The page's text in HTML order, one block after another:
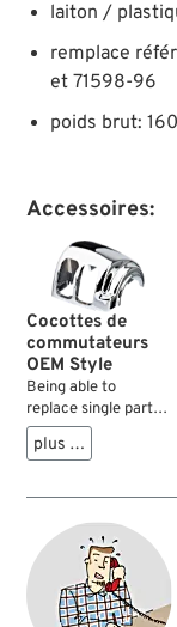
laiton /
remplace
et 71598-96
poids brut:
Accessoires:
Cocottes de
commutateurs
OEM Style
Being able to
replace single parts
is always a good
thing. For example
original handlebar
1996→ .
plus …